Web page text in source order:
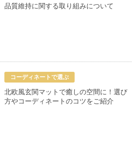
品質維持に関する取り組みについて
コーディネートで選ぶ
北欧風玄関マットで癒しの空間に！選び
方やコーディネートのコツをご紹介